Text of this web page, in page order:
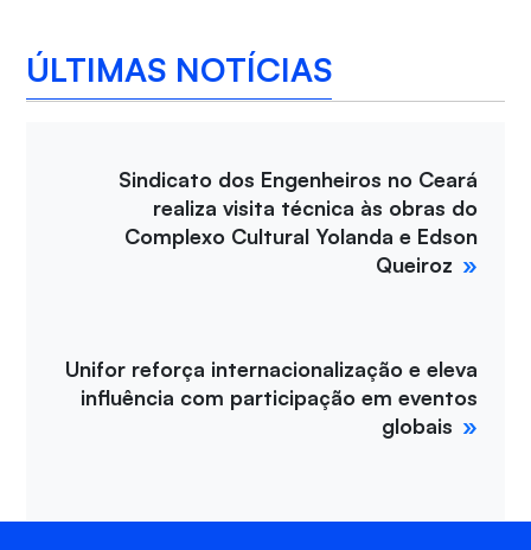
ÚLTIMAS NOTÍCIAS
Sindicato dos Engenheiros no Ceará
realiza visita técnica às obras do
Complexo Cultural Yolanda e Edson
Queiroz
Unifor reforça internacionalização e eleva
influência com participação em eventos
globais